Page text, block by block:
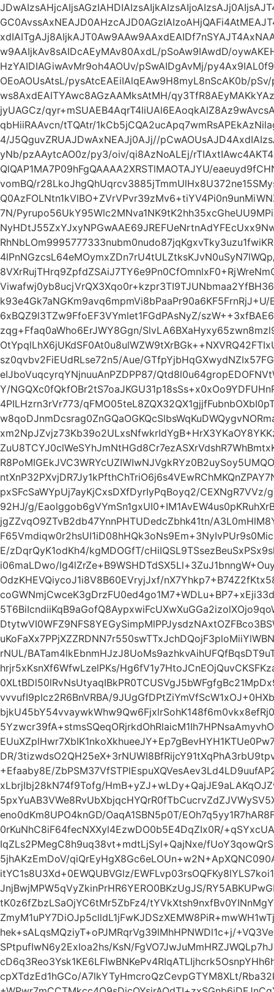
w9AAIjkAv8sAIDcAEyMAv80AxdL/pSoAw9IAwdD/
HzYAIDIAGiwAvMr9oh4AOUv/pSwAIDgAvMj/
OEoAOUsAtsL/pysAtcEAEiIAlqEAw9H8myL8nScAK0b/
ws8AxdEAITYAwc8AGzAAMksAtMH/
jyUAGCz/
qbHiiRAAvcn/tTQAtr/
4/J5QguvZRUAJDwAxNEAJj0AJj//
yNb/pzAAytcAO0z/py3/oiv/qi8AzNoALEj/
QlQAP1MA7P09hFgQAAAA2XRSTlMAOTAJYU/
vomBQ/
7N/
6xBQZ9l3TZw9FfoEF3VYmlet1FGdPAsNyZ/
zqg+Ffaq0aWho6ErJWY8Ggn/
sz0qvbv2FiEUdRLse72n5/Aue/
eIJboVuqcyrqYNjnuuAnPZDPP87/
Y/
4PILHzrn3rVr773/
pxSFcSaWYpUj7ayKjCxsDXfDyrIyPqBoyq2/
92HJ/g/
jgZZvqO9ZTvB2db47YnnPHTUDedcZbhk41tn/
E/zDqrQyK1odKh4/kgMDOGfT/
i06maLDwo/
OdzKHEVQiycoJ1i8V8B60EVryjJxf/
rNUL/
hrjr5xKsnXf6WfwLzelPKs/
vvvufI9pIcz2R6BnVRBA/
DR/
+Efaaby8E/
xLbrjIbj28kN74f9Tofg/
eno0dKm8UPO4knGD/OaqA1SBN5p0T/
0rKuNhC8iF64fecNXXyl4EzwDO0b5E4DqZIx0R/
IqZLs2PMegC8h9uq38vt+mdtLjSyl+QajNxe/
5jhAKzEmDoV/
itYC1s8U3Xd+0EWQUBVGlz/
JnjBwjMPW5qVyZkinPrHR6YERO0BKzUgJS/
tK0z6fZbzLSaOjYC6tMr5ZbFz4/
hek+sALqsMQziyT+oPJMRqrVg39lMhHPNWDl1c+j/
SPtpufIwN6y2ExIoa2hs/KsN/
cpXTdzEd1hGCo/A7lkYTyHmcroQzCevpGTYM8XLt/